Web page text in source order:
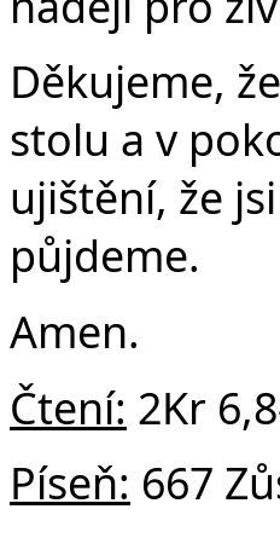
Děkujeme,
stolu a v
ujištění, že
půjdeme.
Amen.
Čtení: 2Kr
Píseň: 667